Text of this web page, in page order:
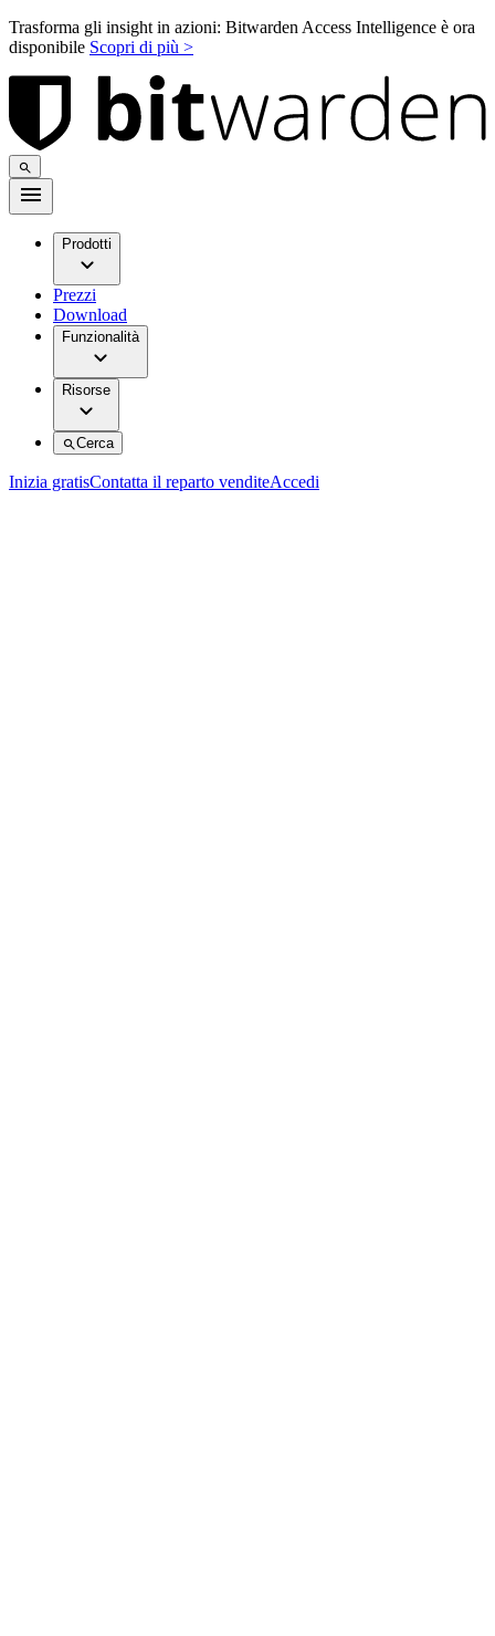
Trasforma gli insight in azioni: Bitwarden Access Intelligence è ora
disponibile Scopri di più >
Prodotti
Prezzi
Download
Funzionalità
Risorse
Cerca
Inizia gratisContatta il reparto venditeAccedi